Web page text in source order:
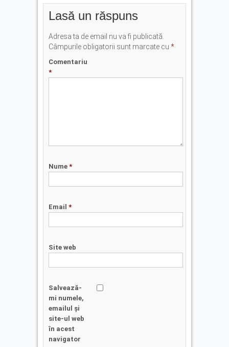
Lasă un răspuns
Adresa ta de email nu va fi publicată.
Câmpurile obligatorii sunt marcate cu *
Comentariu
*
Nume *
Email *
Site web
Salvează-
mi numele,
emailul și
site-ul web
în acest
navigator